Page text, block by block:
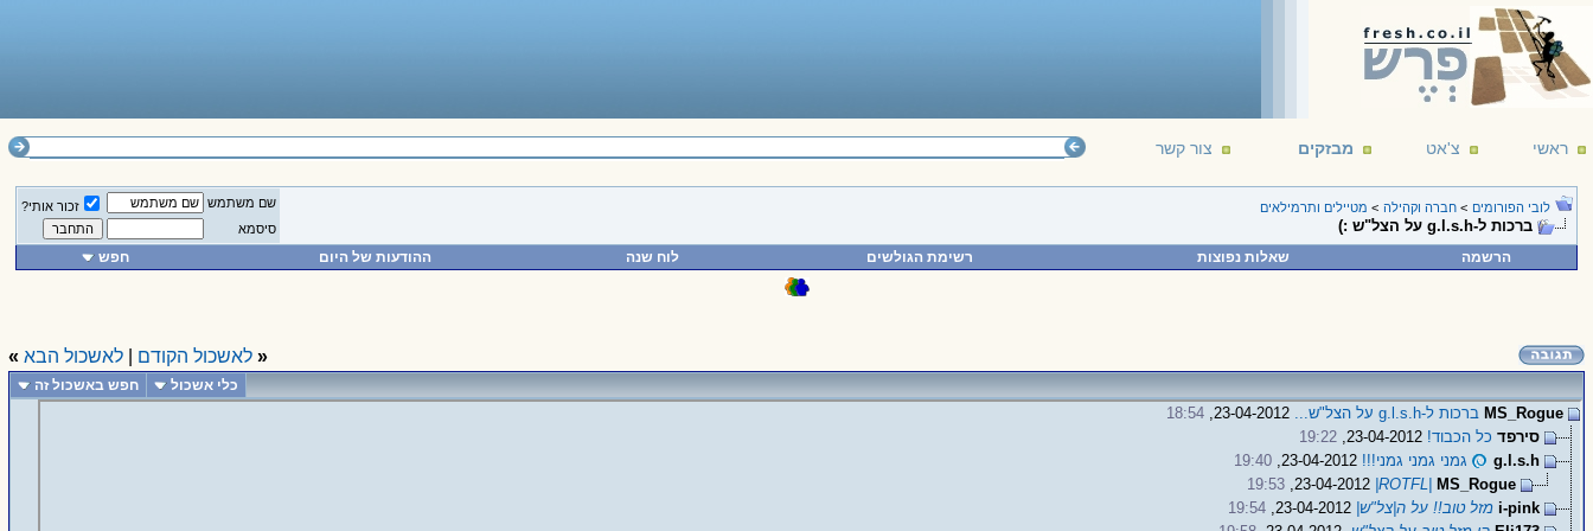
ראשי צ'אט מבזקים צור קשר
לובי הפורומים > חברה וקהילה > מטיילים ותרמילאים
ברכות ל-g.l.s.h על הצל"ש :)
שם משתמש
זכור אותי?
סיסמא
הרשמה שאלות נפוצות רשימת הגולשים לוח שנה ההודעות של היום חפש
« לאשכול הקודם לאשכול הבא »
כלי אשכול חפש באשכול זה
MS_Rogue ברכות ל-g.l.s.h על הצל"ש...
18:54
סירפד כל הכבוד!
19:22
g.l.s.h
גמני גמני גמני!!!
19:40
MS_Rogue
19:53
i-pink מזל טוב!! על ה|צל"ש|
19:54